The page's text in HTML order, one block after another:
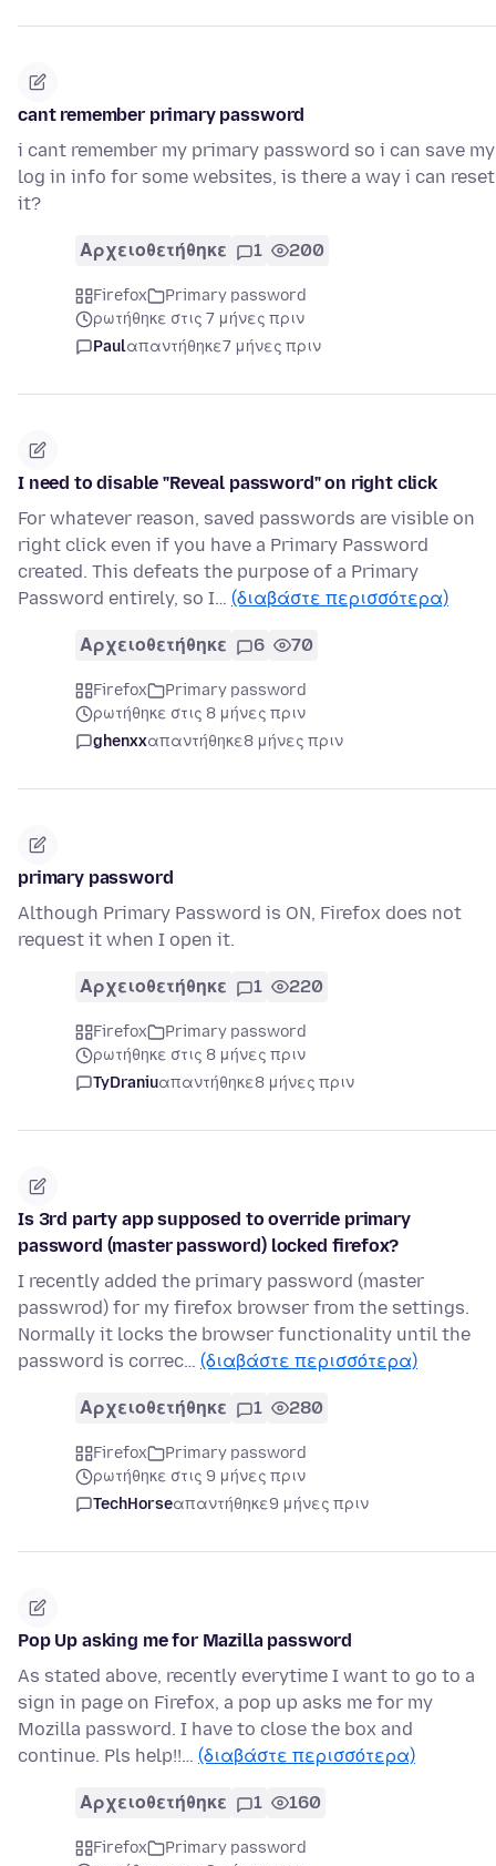
cant remember primary password
i cant remember my primary password so i can save my
log in info for some websites, is there a way i can reset
it?
Αρχειοθετήθηκε 1 200
Firefox
Primary password
ρωτήθηκε στις 7 μήνες πριν
Paulαπαντήθηκε7 μήνες πριν
I need to disable "Reveal password" on right click
For whatever reason, saved passwords are visible on
right click even if you have a Primary Password
created. This defeats the purpose of a Primary
Password entirely, so I… (διαβάστε περισσότερα)
Αρχειοθετήθηκε 6 70
Firefox
Primary password
ρωτήθηκε στις 8 μήνες πριν
ghenxxαπαντήθηκε8 μήνες πριν
primary password
Although Primary Password is ON, Firefox does not
request it when I open it.
Αρχειοθετήθηκε 1 220
Firefox
Primary password
ρωτήθηκε στις 8 μήνες πριν
TyDraniuαπαντήθηκε8 μήνες πριν
Is 3rd party app supposed to override primary
password (master password) locked firefox?
I recently added the primary password (master
passwrod) for my firefox browser from the settings.
Normally it locks the browser functionality until the
password is correc… (διαβάστε περισσότερα)
Αρχειοθετήθηκε 1 280
Firefox
Primary password
ρωτήθηκε στις 9 μήνες πριν
TechHorseαπαντήθηκε9 μήνες πριν
Pop Up asking me for Mazilla password
As stated above, recently everytime I want to go to a
sign in page on Firefox, a pop up asks me for my
Mozilla password. I have to close the box and
continue. Pls help!!… (διαβάστε περισσότερα)
Αρχειοθετήθηκε 1 160
Firefox
Primary password